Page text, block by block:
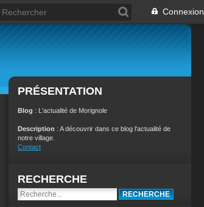
Connexion
PRÉSENTATION
Blog : L'actualité de Morignole
Description : A découvrir dans ce blog l'actualité de
notre village.
Contact
RECHERCHE